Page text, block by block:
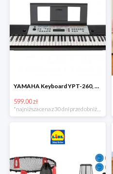
YAMAHA Keyboard YPT-260, 61 klawiszy
599.00 zł
*najniższa cena z 30 dni przed obniżką